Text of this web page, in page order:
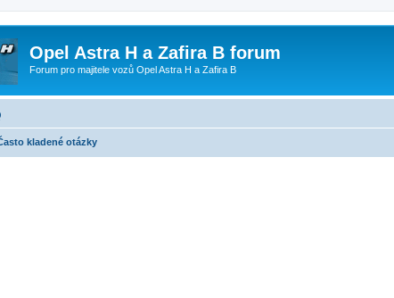
Opel Astra H a Zafira B forum
Forum pro majitele vozů Opel Astra H a Zafira B
kladené otázky